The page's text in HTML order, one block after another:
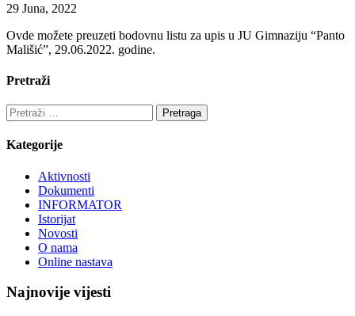
29 Juna, 2022
Ovde možete preuzeti bodovnu listu za upis u JU Gimnaziju “Panto
Mališić”, 29.06.2022. godine.
Pretraži
Pretraga:
Kategorije
Aktivnosti
Dokumenti
INFORMATOR
Istorijat
Novosti
O nama
Online nastava
Najnovije vijesti